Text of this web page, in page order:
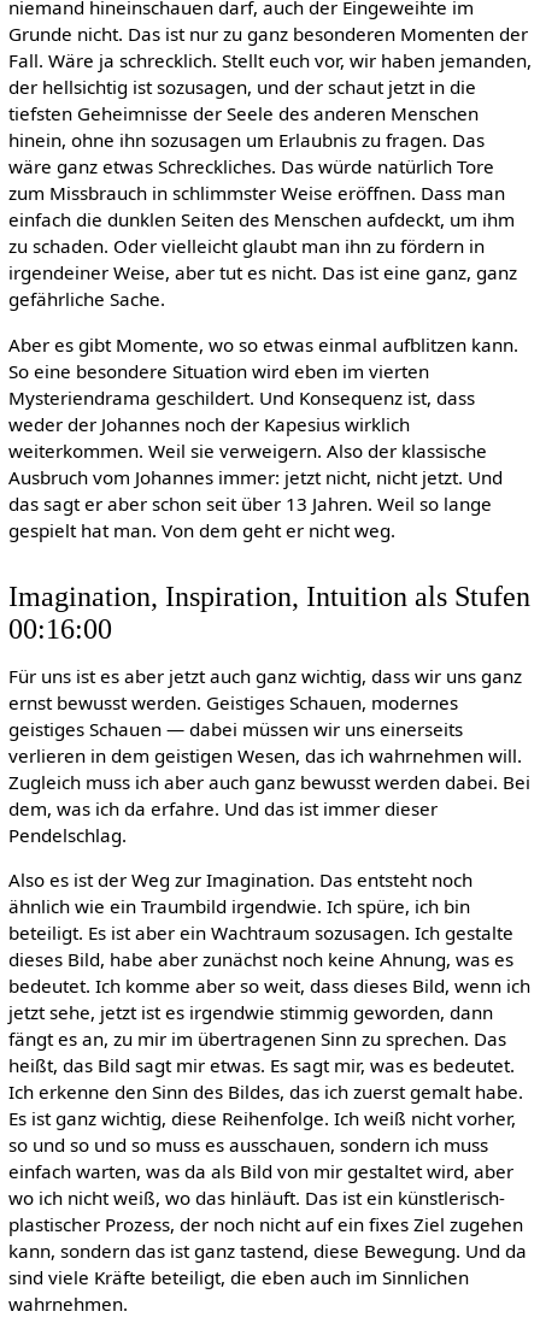
niemand hineinschauen darf, auch der Eingeweihte im
Grunde nicht. Das ist nur zu ganz besonderen Momenten der
Fall. Wäre ja schrecklich. Stellt euch vor, wir haben jemanden,
der hellsichtig ist sozusagen, und der schaut jetzt in die
tiefsten Geheimnisse der Seele des anderen Menschen
hinein, ohne ihn sozusagen um Erlaubnis zu fragen. Das
wäre ganz etwas Schreckliches. Das würde natürlich Tore
zum Missbrauch in schlimmster Weise eröffnen. Dass man
einfach die dunklen Seiten des Menschen aufdeckt, um ihm
zu schaden. Oder vielleicht glaubt man ihn zu fördern in
irgendeiner Weise, aber tut es nicht. Das ist eine ganz, ganz
gefährliche Sache.
Aber es gibt Momente, wo so etwas einmal aufblitzen kann.
So eine besondere Situation wird eben im vierten
Mysteriendrama geschildert. Und Konsequenz ist, dass
weder der Johannes noch der Kapesius wirklich
weiterkommen. Weil sie verweigern. Also der klassische
Ausbruch vom Johannes immer: jetzt nicht, nicht jetzt. Und
das sagt er aber schon seit über 13 Jahren. Weil so lange
gespielt hat man. Von dem geht er nicht weg.
Imagination, Inspiration, Intuition als Stufen
00:16:00
Für uns ist es aber jetzt auch ganz wichtig, dass wir uns ganz
ernst bewusst werden. Geistiges Schauen, modernes
geistiges Schauen — dabei müssen wir uns einerseits
verlieren in dem geistigen Wesen, das ich wahrnehmen will.
Zugleich muss ich aber auch ganz bewusst werden dabei. Bei
dem, was ich da erfahre. Und das ist immer dieser
Pendelschlag.
Also es ist der Weg zur Imagination. Das entsteht noch
ähnlich wie ein Traumbild irgendwie. Ich spüre, ich bin
beteiligt. Es ist aber ein Wachtraum sozusagen. Ich gestalte
dieses Bild, habe aber zunächst noch keine Ahnung, was es
bedeutet. Ich komme aber so weit, dass dieses Bild, wenn ich
jetzt sehe, jetzt ist es irgendwie stimmig geworden, dann
fängt es an, zu mir im übertragenen Sinn zu sprechen. Das
heißt, das Bild sagt mir etwas. Es sagt mir, was es bedeutet.
Ich erkenne den Sinn des Bildes, das ich zuerst gemalt habe.
Es ist ganz wichtig, diese Reihenfolge. Ich weiß nicht vorher,
so und so und so muss es ausschauen, sondern ich muss
einfach warten, was da als Bild von mir gestaltet wird, aber
wo ich nicht weiß, wo das hinläuft. Das ist ein künstlerisch-
plastischer Prozess, der noch nicht auf ein fixes Ziel zugehen
kann, sondern das ist ganz tastend, diese Bewegung. Und da
sind viele Kräfte beteiligt, die eben auch im Sinnlichen
wahrnehmen.